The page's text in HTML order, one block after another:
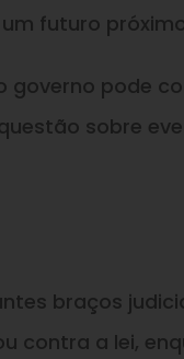
futuro
governo pode
sobre
braços
contra a lei,